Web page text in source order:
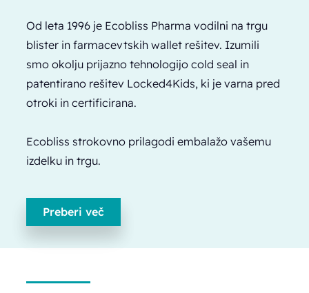
Od leta 1996 je Ecobliss Pharma vodilni na trgu
blister in farmacevtskih wallet rešitev. Izumili
smo okolju prijazno tehnologijo cold seal in
patentirano rešitev Locked4Kids, ki je varna pred
otroki in certificirana.
Ecobliss strokovno prilagodi embalažo vašemu
izdelku in trgu.
Preberi več